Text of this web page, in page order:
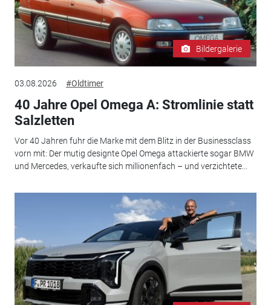
Bildergalerie
03.08.2026 #Oldtimer
40 Jahre Opel Omega A: Stromlinie statt
Salzletten
Vor 40 Jahren fuhr die Marke mit dem Blitz in der Businessclass
vorn mit: Der mutig designte Opel Omega attackierte sogar BMW
und Mercedes, verkaufte sich millionenfach – und verzichtete...